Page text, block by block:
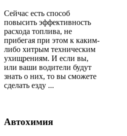
Сейчас есть способ
повысить эффективность
расхода топлива, не
прибегая при этом к каким-
либо хитрым техническим
ухищрениям. И если вы,
или ваши водители будут
знать о них, то вы сможете
сделать езду ...
Автохимия